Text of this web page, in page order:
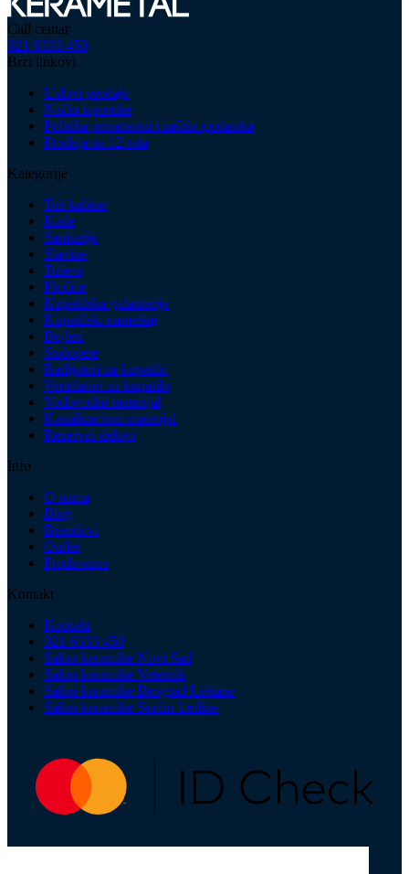
Call centar
021 6333 450
Brzi linkovi
Uslovi prodaje
Način isporuke
Politika privatnosti i zaštita podataka
Prodaja na 12 rata
Kategorije
Tuš kabine
Kade
Sanitarije
Slavine
Tuševi
Pločice
Kupatilska galanterija
Kupatilski nameštaj
Bojleri
Sudopere
Radijatori za kupatilo
Ventilatori za kupatilo
Vodovodni materijal
Kanalizacioni materijal
Rezervni delovi
Info
O nama
Blog
Brendovi
Outlet
Prodavnice
Kontakt
Kontakt
021 6333 450
Salon keramike Novi Sad
Salon keramike Veternik
Salon keramike Beograd Leštane
Salon keramike Surčin Ledine